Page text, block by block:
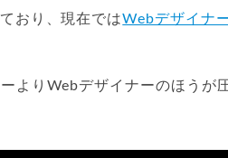
おり、現在ではWebデザイナ
よりWebデザイナーのほうが